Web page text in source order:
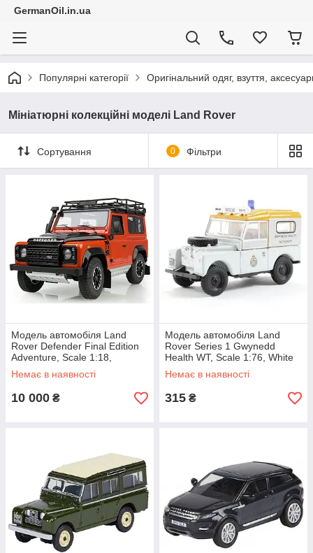
GermanOil.in.ua
Популярні категорії Оригінальний одяг, взуття,
Мініатюрні колекційні моделі Land Rover
Сортування 0 Фільтри
Модель автомобіля Land
Rover Defender Final Edition
Adventure, Scale 1:18,
Orange, артикул
LDLC035ORW
Немає в наявності
10 000 ₴
Модель автомобіля Land
Rover Series 1 Gwynedd
Health WT, Scale 1:76, White
артикул LBDC545WTA
Немає в наявності
315 ₴